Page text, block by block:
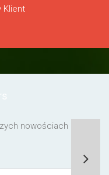
Klient
nowościach lub o